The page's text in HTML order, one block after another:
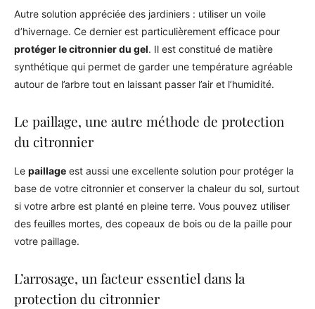
Autre solution appréciée des jardiniers : utiliser un voile
d’hivernage. Ce dernier est particulièrement efficace pour
protéger le citronnier du gel. Il est constitué de matière
synthétique qui permet de garder une température agréable
autour de l’arbre tout en laissant passer l’air et l’humidité.
Le paillage, une autre méthode de protection
du citronnier
Le paillage est aussi une excellente solution pour protéger la
base de votre citronnier et conserver la chaleur du sol, surtout
si votre arbre est planté en pleine terre. Vous pouvez utiliser
des feuilles mortes, des copeaux de bois ou de la paille pour
votre paillage.
L’arrosage, un facteur essentiel dans la
protection du citronnier